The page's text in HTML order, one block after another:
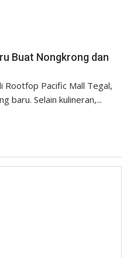
Buat Nongkrong dan
Rootfop Pacific Mall Tegal,
baru. Selain kulineran,...